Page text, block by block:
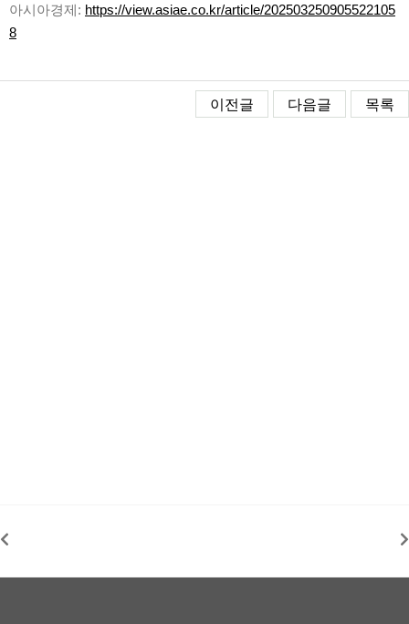
아시아경제: https://view.asiae.co.kr/article/202503250905522105
8
이전글 다음글 목록